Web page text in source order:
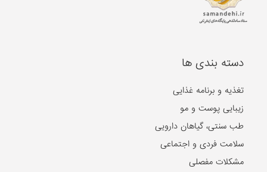
دسته بندی ها
تغذیه و برنامه غذایی
زیبایی پوست و مو
طب سنتی، گیاهان دارویی
سلامت فردی و اجتماعی
مشکلات مفصلی